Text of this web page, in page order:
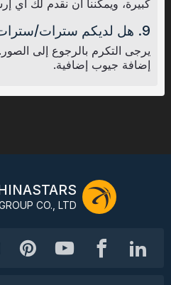
كبيرة، ويمكننا أن نقدم لك أي
9. هل لديكم سترات/سترات ذات جيوب؟
يرجى التكرم بالرجوع إلى الصور.
إضافة جيوب إضافية.
CO., LTD.